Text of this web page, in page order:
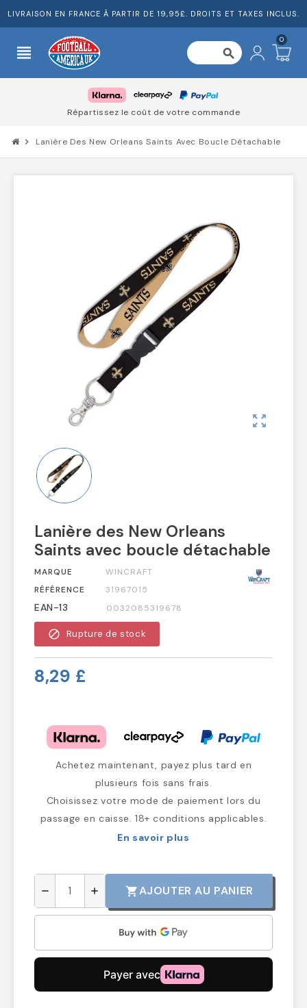
LIVRAISON EN FRANCE À PARTIR DE 19,95£. DROITS ET TAXES INCLUS.
view_headline search
0
Répartissez le coût de votre commande
chevron_right Lanière Des New Orleans Saints Avec Boucle Détachable
zoom_out_map
Lanière des New Orleans
Saints avec boucle détachable
MARQUE
WINCRAFT
RÉFÉRENCE
31967015
EAN-13 0032085319678
block Rupture de stock
8,29 £
Achetez maintenant, payez plus tard en
plusieurs fois sans frais.
Choisissez votre mode de paiement lors du
passage en caisse. 18+ conditions applicables.
En savoir plus
remove add shopping_cartAJOUTER AU PANIER